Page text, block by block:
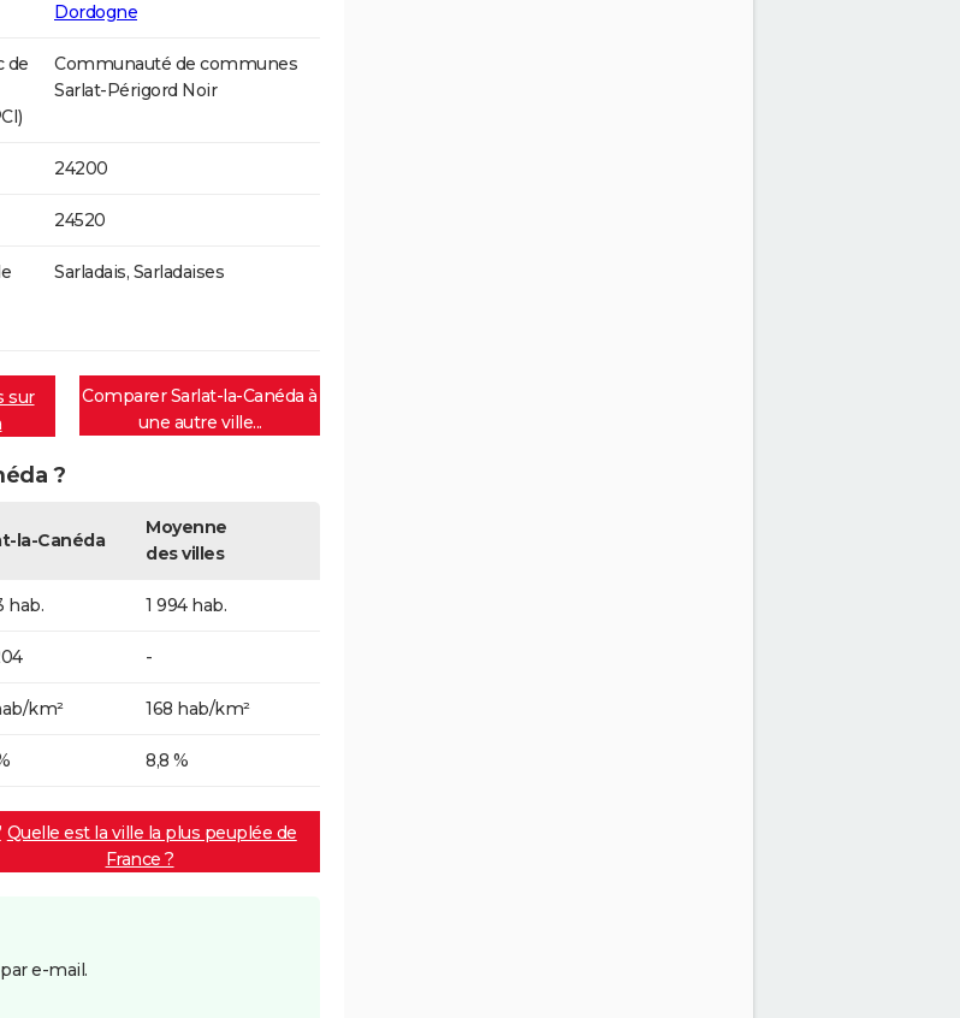
Dordogne
de
Communauté de communes
Sarlat-Périgord Noir
24200
24520
Sarladais, Sarladaises
sur
Comparer Sarlat-la-Canéda à
une autre ville...
?
la-Canéda
Moyenne
des villes
hab. 1 994 hab.
-
km² 168 hab/km²
8,8 %
Quelle est la ville la plus peuplée de
France ?
e-mail.